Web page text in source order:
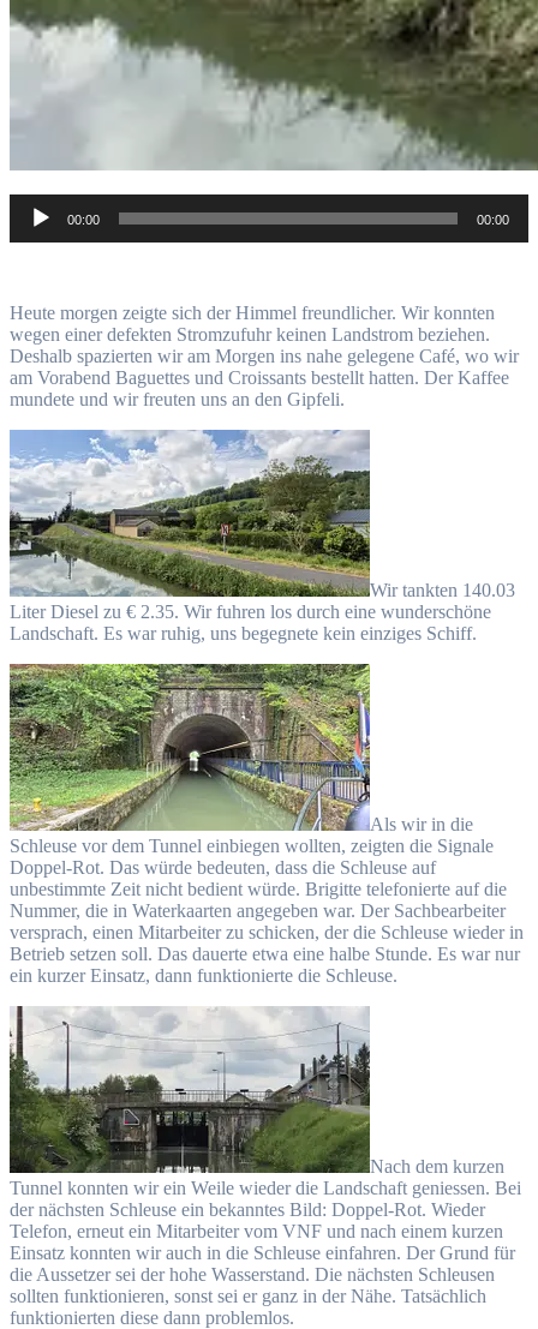
Audio-
Player
00:00 00:00
Heute morgen zeigte sich der Himmel freundlicher. Wir konnten
wegen einer defekten Stromzufuhr keinen Landstrom beziehen.
Deshalb spazierten wir am Morgen ins nahe gelegene Café, wo wir
am Vorabend Baguettes und Croissants bestellt hatten. Der Kaffee
mundete und wir freuten uns an den Gipfeli.
Wir tankten 140.03
Liter Diesel zu € 2.35. Wir fuhren los durch eine wunderschöne
Landschaft. Es war ruhig, uns begegnete kein einziges Schiff.
Als wir in die
Schleuse vor dem Tunnel einbiegen wollten, zeigten die Signale
Doppel-Rot. Das würde bedeuten, dass die Schleuse auf
unbestimmte Zeit nicht bedient würde. Brigitte telefonierte auf die
Nummer, die in Waterkaarten angegeben war. Der Sachbearbeiter
versprach, einen Mitarbeiter zu schicken, der die Schleuse wieder in
Betrieb setzen soll. Das dauerte etwa eine halbe Stunde. Es war nur
ein kurzer Einsatz, dann funktionierte die Schleuse.
Nach dem kurzen
Tunnel konnten wir ein Weile wieder die Landschaft geniessen. Bei
der nächsten Schleuse ein bekanntes Bild: Doppel-Rot. Wieder
Telefon, erneut ein Mitarbeiter vom VNF und nach einem kurzen
Einsatz konnten wir auch in die Schleuse einfahren. Der Grund für
die Aussetzer sei der hohe Wasserstand. Die nächsten Schleusen
sollten funktionieren, sonst sei er ganz in der Nähe. Tatsächlich
funktionierten diese dann problemlos.